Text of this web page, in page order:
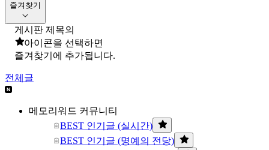
즐겨찾기
게시판 제목의
아이콘을 선택하면
즐겨찾기에 추가됩니다.
전체글
메모리워드 커뮤니티
BEST 인기글 (실시간)
BEST 인기글 (명예의 전당)